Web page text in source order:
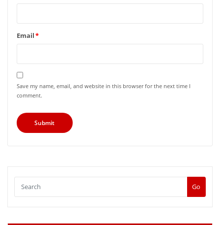
Email*
Save my name, email, and website in this browser for the next time I
comment.
Go